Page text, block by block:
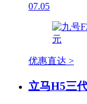
07.05
优惠直达 >
立马H5三